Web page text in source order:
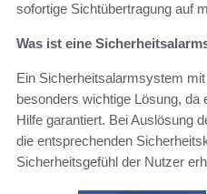
sofortige Sichtübertragung auf
Was ist eine
Ein Sicherheitsalarmsystem
besonders wichtige Lösung, da
Hilfe garantiert. Bei Auslösung
die entsprechenden
Sicherheitsgefühl der Nutzer